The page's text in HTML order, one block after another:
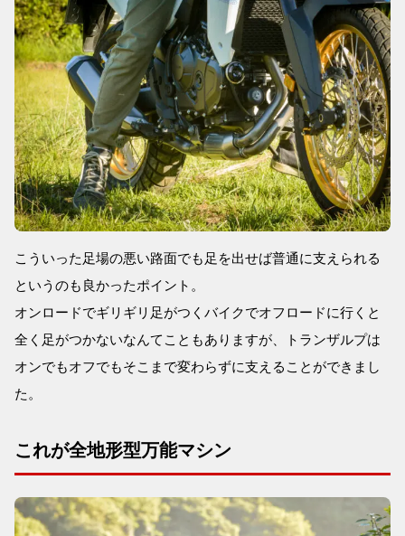
こういった足場の悪い路面でも足を出せば普通に支えられる
というのも良かったポイント。
オンロードでギリギリ足がつくバイクでオフロードに行くと
全く足がつかないなんてこともありますが、トランザルプは
オンでもオフでもそこまで変わらずに支えることができまし
た。
これが全地形型万能マシン